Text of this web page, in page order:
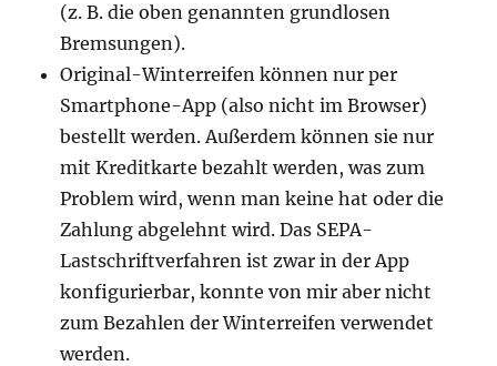
(z. B. die oben genannten grundlosen
Bremsungen).
Original-Winterreifen können nur per
Smartphone-App (also nicht im Browser)
bestellt werden. Außerdem können sie nur
mit Kreditkarte bezahlt werden, was zum
Problem wird, wenn man keine hat oder die
Zahlung abgelehnt wird. Das SEPA-
Lastschriftverfahren ist zwar in der App
konfigurierbar, konnte von mir aber nicht
zum Bezahlen der Winterreifen verwendet
werden.